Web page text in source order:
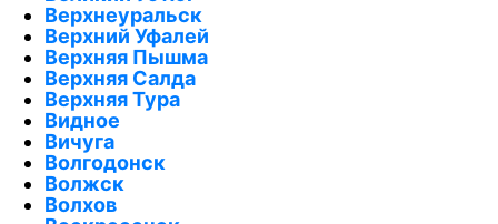
Верхнеуральск
Верхний Уфалей
Верхняя Пышма
Верхняя Салда
Верхняя Тура
Видное
Вичуга
Волгодонск
Волжск
Волхов